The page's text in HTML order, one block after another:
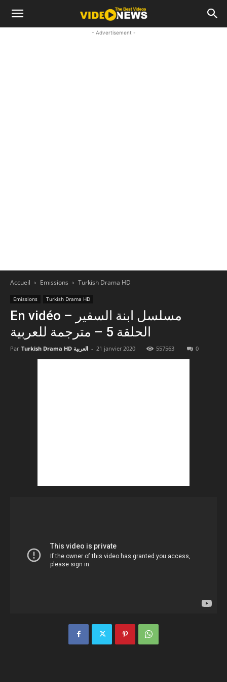
- Advertisement -
Accueil Emissions Turkish Drama HD
Emissions Turkish Drama HD
En vidéo – مسلسل ابنة السفير
الحلقة 5 – مترجمة للعربية
Par Turkish Drama HD العربية - 21 janvier 2020 557563 0